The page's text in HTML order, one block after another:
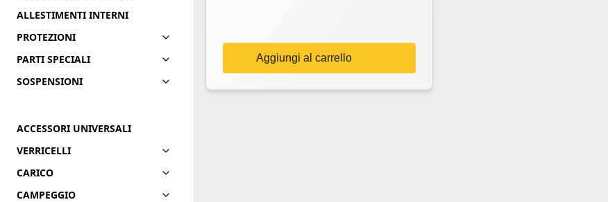
ALLESTIMENTI INTERNI
PROTEZIONI
PARTI SPECIALI
SOSPENSIONI
ACCESSORI UNIVERSALI
VERRICELLI
CARICO
CAMPEGGIO
Aggiungi al carrello